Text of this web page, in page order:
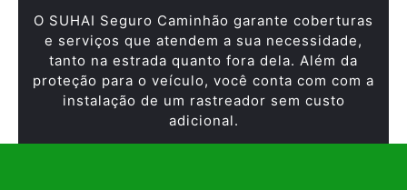
O SUHAI Seguro Caminhão garante coberturas
e serviços que atendem a sua necessidade,
tanto na estrada quanto fora dela. Além da
proteção para o veículo, você conta com com a
instalação de um rastreador sem custo
adicional.